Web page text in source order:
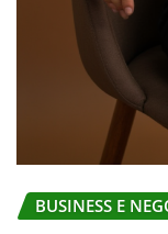
BUSINESS E